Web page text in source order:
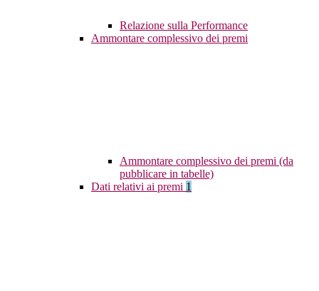
Relazione sulla Performance
Ammontare complessivo dei premi
Ammontare complessivo dei premi (da
pubblicare in tabelle)
Dati relativi ai premi 1